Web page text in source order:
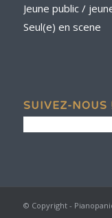
Jeune public /
Seul(e) en scene
SUIVEZ-NOUS
© Copyright -